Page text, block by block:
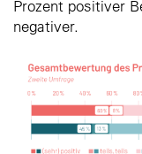
Prozent positiver
negativer.